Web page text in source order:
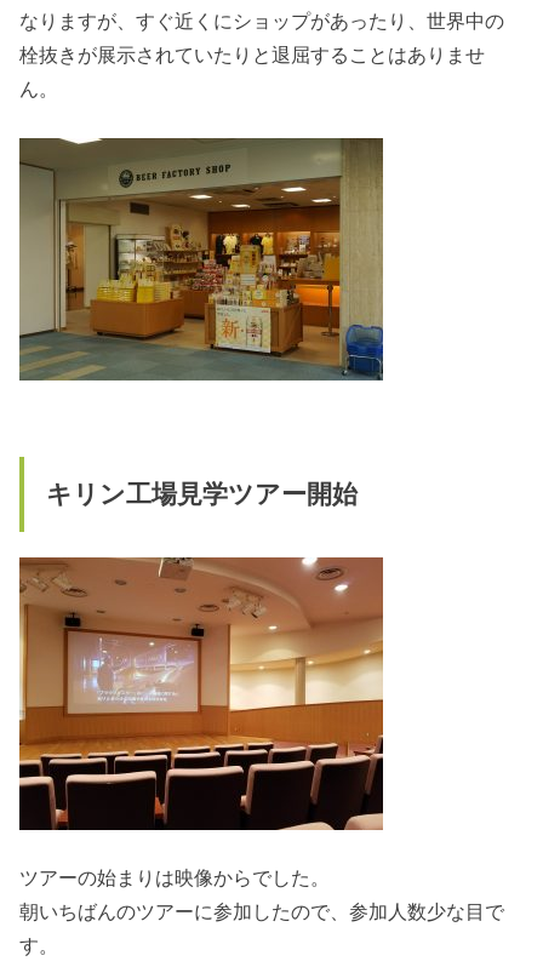
なりますが、すぐ近くにショップがあったり、世界中の
栓抜きが展示されていたりと退屈することはありませ
ん。
キリン工場見学ツアー開始
ツアーの始まりは映像からでした。
朝いちばんのツアーに参加したので、参加人数少な目で
す。